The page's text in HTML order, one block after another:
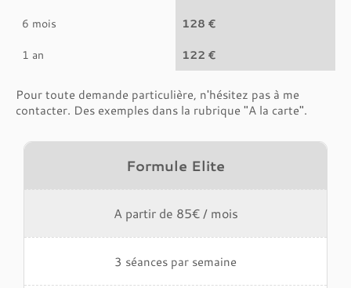
6 mois 128 €
1 an 122 €
Pour toute demande particulière, n'hésitez pas à me
contacter. Des exemples dans la rubrique "A la carte".
Formule Elite
A partir de 85€ / mois
3 séances par semaine